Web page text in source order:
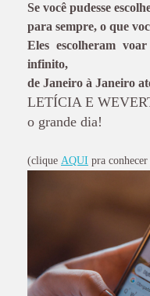
Se você pudesse
para sempre, o que
Eles escolheram
infinito,
de Janeiro à Janeiro
LETÍCIA E
o grande dia!
(clique AQUI pra